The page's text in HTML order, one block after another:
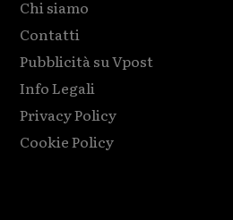
Chi siamo
Contatti
Pubblicità su Vpost
Info Legali
Privacy Policy
Cookie Policy